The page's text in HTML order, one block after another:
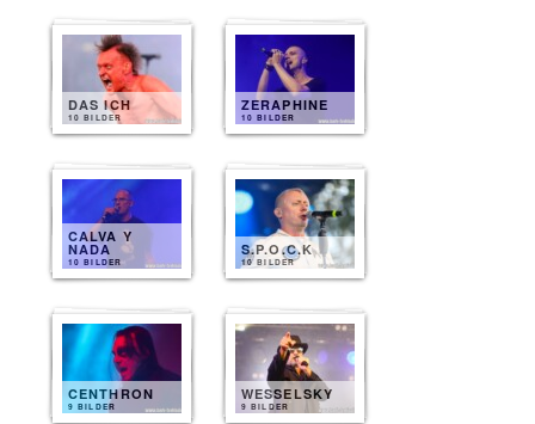
DAS ICH
10 BILDER
ZERAPHINE
10 BILDER
CALVA Y
NADA
10 BILDER
S.P.O.C.K
10 BILDER
CENTHRON
9 BILDER
WESSELSKY
9 BILDER